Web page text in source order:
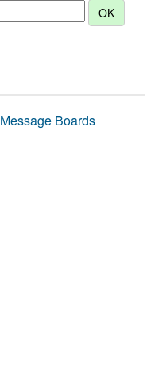
Message Boards